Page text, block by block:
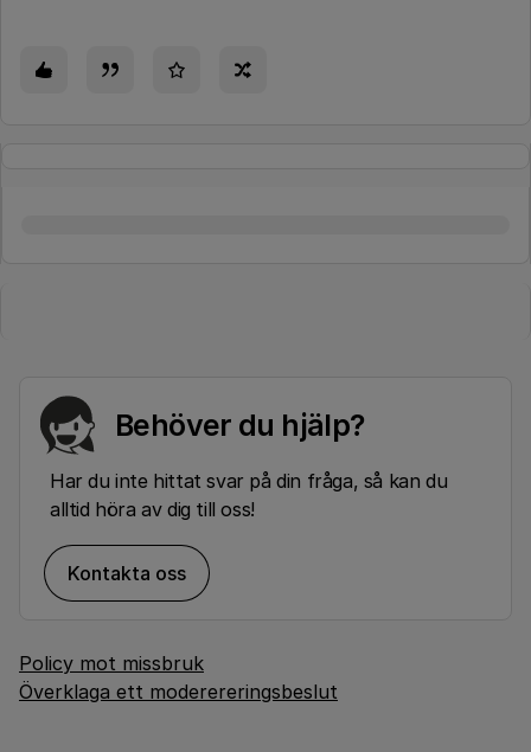
Behöver du hjälp?
Har du inte hittat svar på din fråga, så kan du
alltid höra av dig till oss!
Kontakta oss
Policy mot missbruk
Överklaga ett moderereringsbeslut